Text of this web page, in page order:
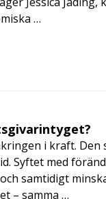
…
i kraft.
Syftet med
samtidigt
– samma …